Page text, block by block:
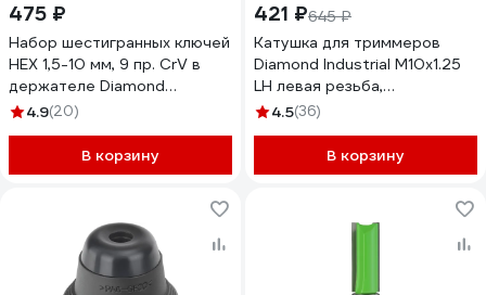
475 ₽
Набор шестигранных ключей
HEX 1,5-10 мм, 9 пр. CrV в
держателе Diamond
Industrial DIDHEX1510
4.9(20)
В корзину
421 ₽645 ₽
Катушка для триммеров
Diamond Industrial М10x1.25
LH левая резьба,
полуавтомат мет.кнопка,
DIDTRKAT44ORNG
4.5(36)
В корзину